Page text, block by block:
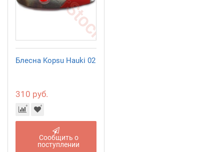
Блесна Kopsu Hauki 02
310 руб.
Сообщить о
поступлении